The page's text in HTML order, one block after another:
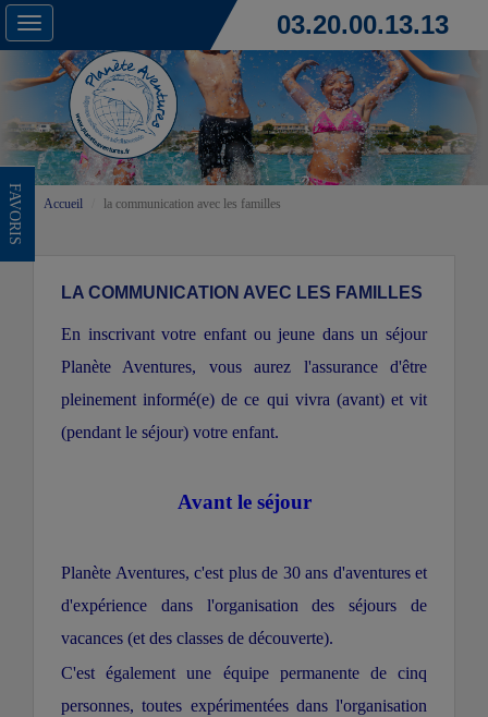
Toggle
navigation
03.20.00.13.13
FAVORIS Accueil la communication avec les familles
LA COMMUNICATION AVEC LES FAMILLES
En inscrivant votre enfant ou jeune dans un séjour
Planète Aventures, vous aurez l'assurance d'être
pleinement informé(e) de ce qui vivra (avant) et vit
(pendant le séjour) votre enfant.
Avant le séjour
Planète Aventures, c'est plus de 30 ans d'aventures et
d'expérience dans l'organisation des séjours de
vacances (et des classes de découverte).
C'est également une équipe permanente de cinq
personnes, toutes expérimentées dans l'organisation